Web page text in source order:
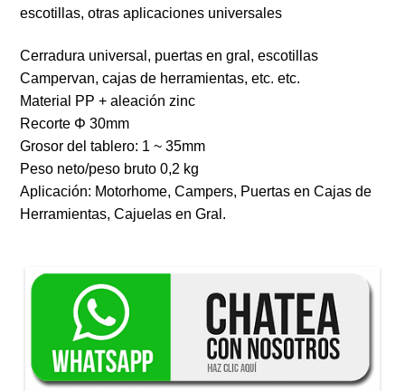
escotillas, otras aplicaciones universales
Cerradura universal, puertas en gral, escotillas
Campervan, cajas de herramientas, etc. etc.
Material PP + aleación zinc
Recorte Φ 30mm
Grosor del tablero: 1 ~ 35mm
Peso neto/peso bruto 0,2 kg
Aplicación: Motorhome, Campers, Puertas en Cajas de
Herramientas, Cajuelas en Gral.